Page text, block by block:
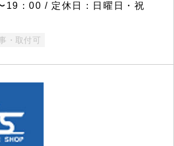
19：00 / 定休日：日曜日・祝
・取付可